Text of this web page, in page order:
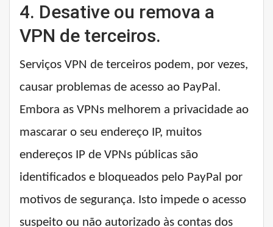
4. Desative ou remova a
VPN de terceiros.
Serviços VPN de terceiros podem, por vezes,
causar problemas de acesso ao PayPal.
Embora as VPNs melhorem a privacidade ao
mascarar o seu endereço IP, muitos
endereços IP de VPNs públicas são
identificados e bloqueados pelo PayPal por
motivos de segurança. Isto impede o acesso
suspeito ou não autorizado às contas dos